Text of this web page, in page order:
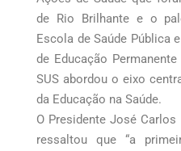
de Rio Brilhante e o
Escola de Saúde Pública
de Educação
SUS abordou o eixo
da Educação na Saúde.
O Presidente José
ressaltou que “a